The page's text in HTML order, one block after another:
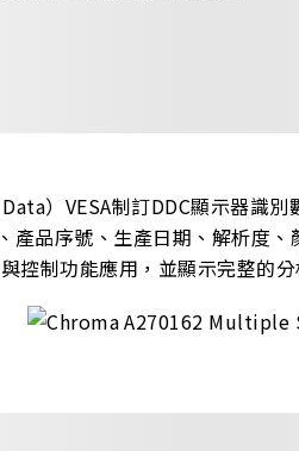
）VESA制訂DDC顯示器識別
產品序號、生產日期、解析度
控制功能應用，並顯示完整的分